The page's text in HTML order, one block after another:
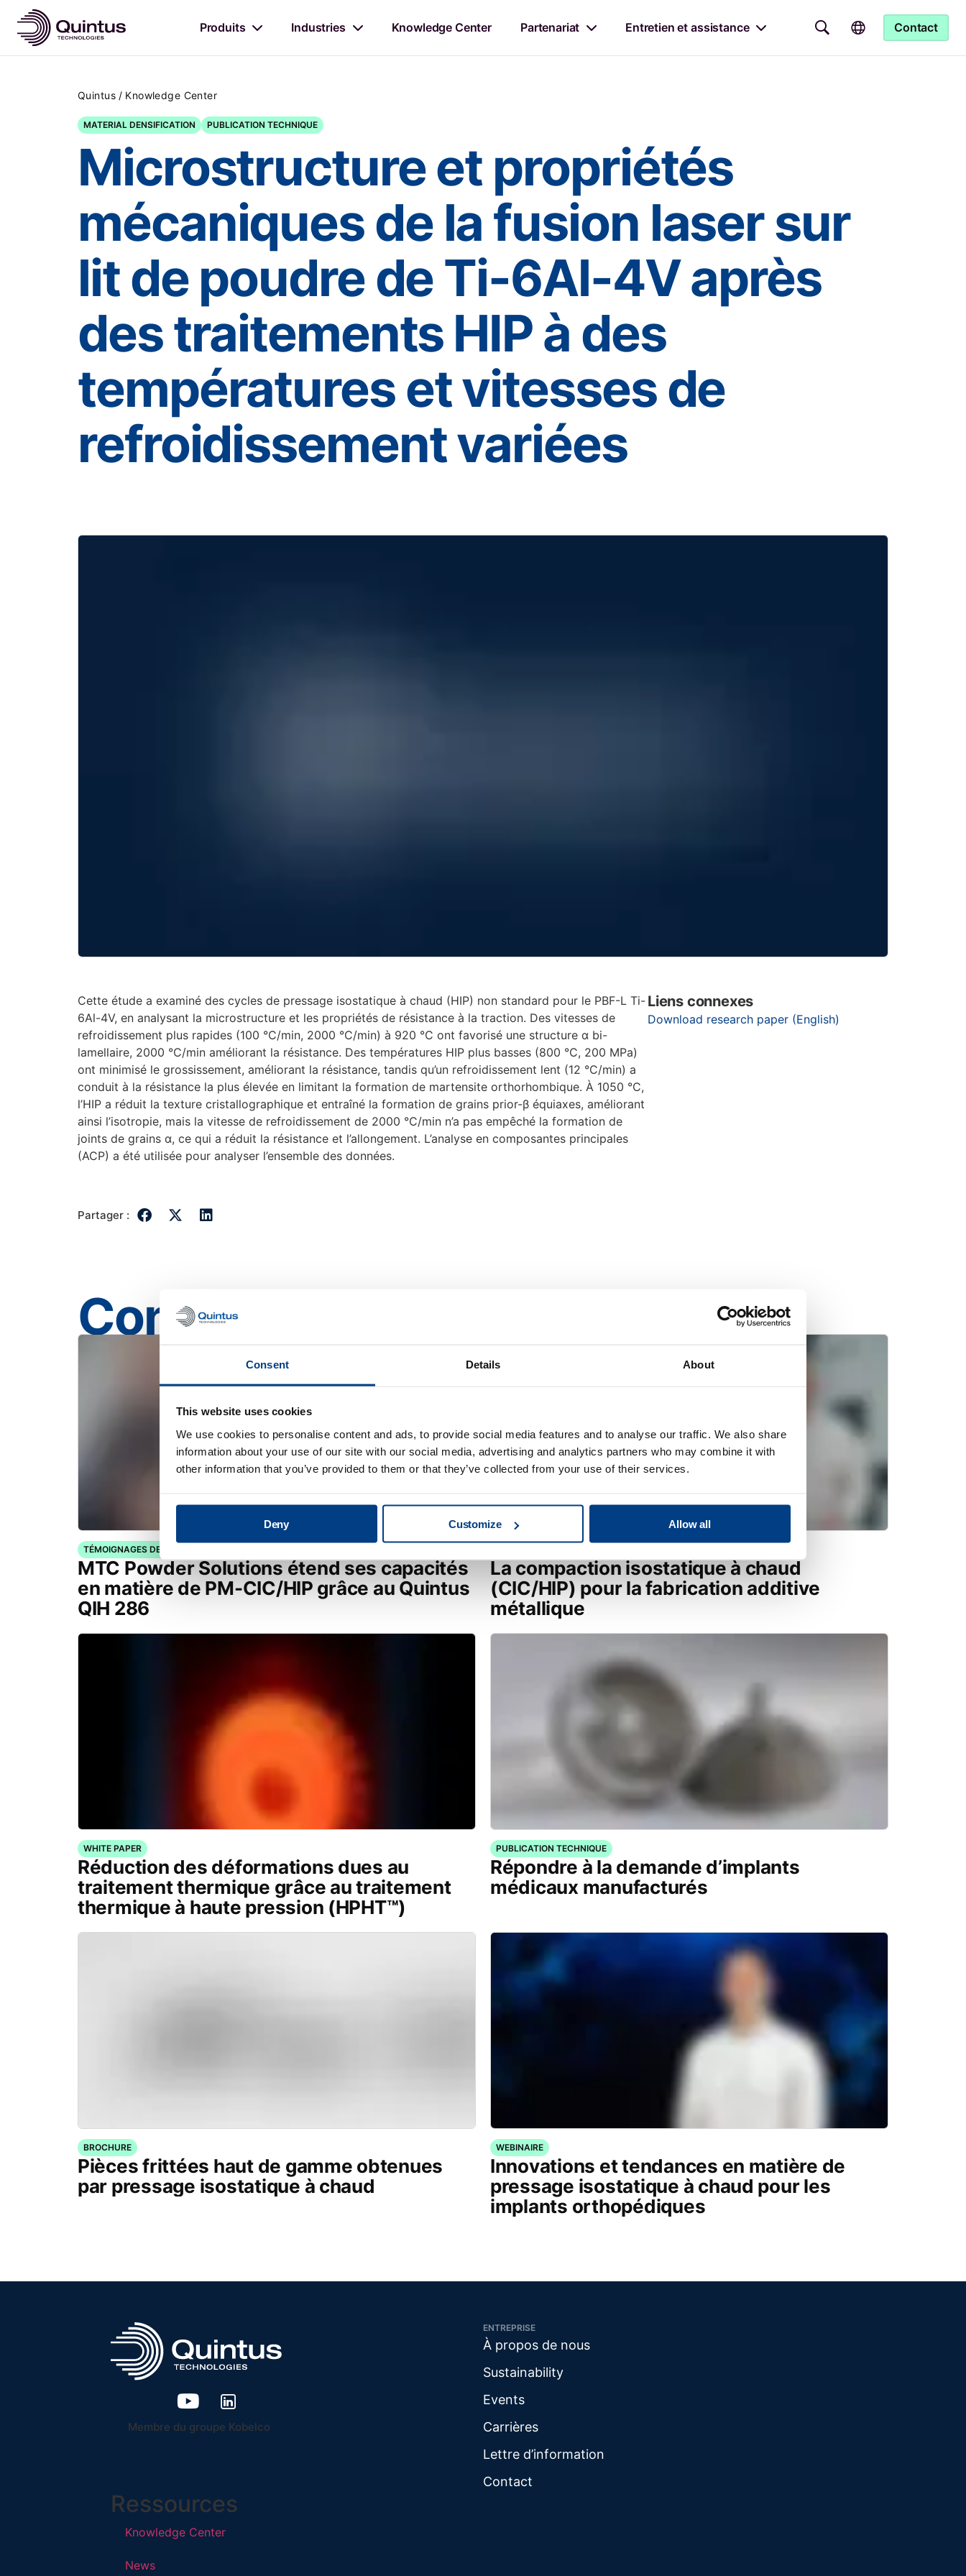
Consent Details About
This website uses cookies
We use cookies to personalise content and ads, to provide social media features and to analyse our traffic. We also share
information about your use of our site with our social media, advertising and analytics partners who may combine it with
other information that you’ve provided to them or that they’ve collected from your use of their services.
Deny Customize Allow all
Produits Industries Knowledge Center Partenariat Entretien et assistance Contact
Quintus / Knowledge Center
MATERIAL DENSIFICATION PUBLICATION TECHNIQUE
Microstructure et propriétés
mécaniques de la fusion laser sur
lit de poudre de Ti-6Al-4V après
des traitements HIP à des
températures et vitesses de
refroidissement variées
Cette étude a examiné des cycles de pressage isostatique à chaud (HIP) non standard pour le PBF-L Ti-
6Al-4V, en analysant la microstructure et les propriétés de résistance à la traction. Des vitesses de
refroidissement plus rapides (100 °C/min, 2000 °C/min) à 920 °C ont favorisé une structure α bi-
lamellaire, 2000 °C/min améliorant la résistance. Des températures HIP plus basses (800 °C, 200 MPa)
ont minimisé le grossissement, améliorant la résistance, tandis qu’un refroidissement lent (12 °C/min) a
conduit à la résistance la plus élevée en limitant la formation de martensite orthorhombique. À 1050 °C,
l’HIP a réduit la texture cristallographique et entraîné la formation de grains prior-β équiaxes, améliorant
ainsi l’isotropie, mais la vitesse de refroidissement de 2000 °C/min n’a pas empêché la formation de
joints de grains α, ce qui a réduit la résistance et l’allongement. L’analyse en composantes principales
(ACP) a été utilisée pour analyser l’ensemble des données.
Liens connexes
Download research paper (English)
Partager :
Contenu connexe
TÉMOIGNAGES DE CLIENTS
MTC Powder Solutions étend ses capacités
en matière de PM-CIC/HIP grâce au Quintus
QIH 286
La compaction isostatique à chaud
(CIC/HIP) pour la fabrication additive
métallique
WHITE PAPER
Réduction des déformations dues au
traitement thermique grâce au traitement
thermique à haute pression (HPHT™)
PUBLICATION TECHNIQUE
Répondre à la demande d’implants
médicaux manufacturés
BROCHURE
Pièces frittées haut de gamme obtenues
par pressage isostatique à chaud
WEBINAIRE
Innovations et tendances en matière de
pressage isostatique à chaud pour les
implants orthopédiques
Membre du groupe Kobelco
ENTREPRISE
À propos de nous
Sustainability
Events
Carrières
Lettre d’information
Contact
Ressources
Knowledge Center
News